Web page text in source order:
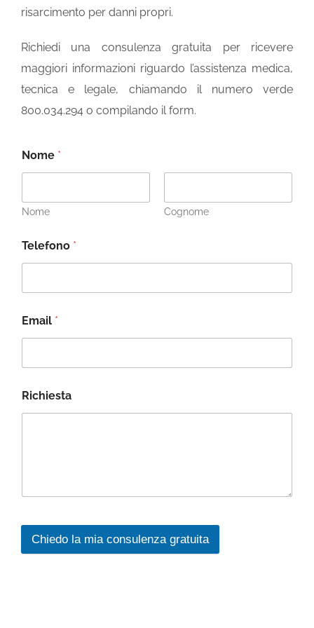
risarcimento per danni propri.
Richiedi una consulenza gratuita per ricevere
maggiori informazioni riguardo l’assistenza medica,
tecnica e legale, chiamando il numero verde
800.034.294 o compilando il form.
Nome *
Nome Cognome
Telefono *
Email *
Richiesta
Chiedo la mia consulenza gratuita